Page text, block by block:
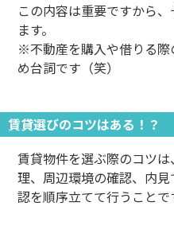
この内容は重要ですから
ます。
※不動産を購入や借りる
め台詞です（笑）
賃貸選びのコツはある！？
賃貸物件を選ぶ際のコツ
理、周辺環境の確認、内
認を順序立てて行うことで